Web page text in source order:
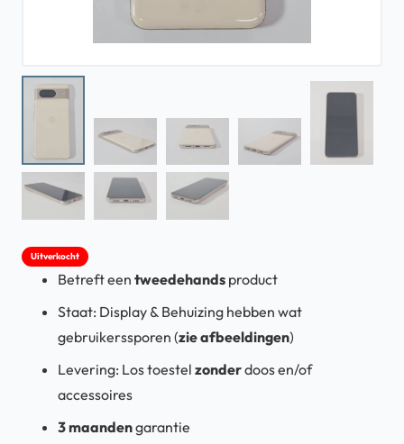
Uitverkocht
Betreft een tweedehands product
Staat: Display & Behuizing hebben wat
gebruikerssporen (zie afbeeldingen)
Levering: Los toestel zonderdoos en/of
accessoires
3 maandengarantie